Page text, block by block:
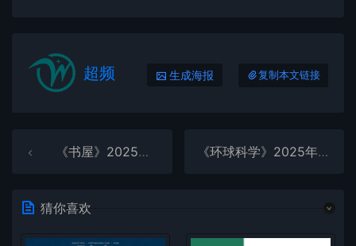
超频 生成海报 复制本文链接
《书屋》2025年第6期全彩精校PDF杂志下载 《环球科学》2025年第6期全彩精校PDF杂志下载
猜你喜欢